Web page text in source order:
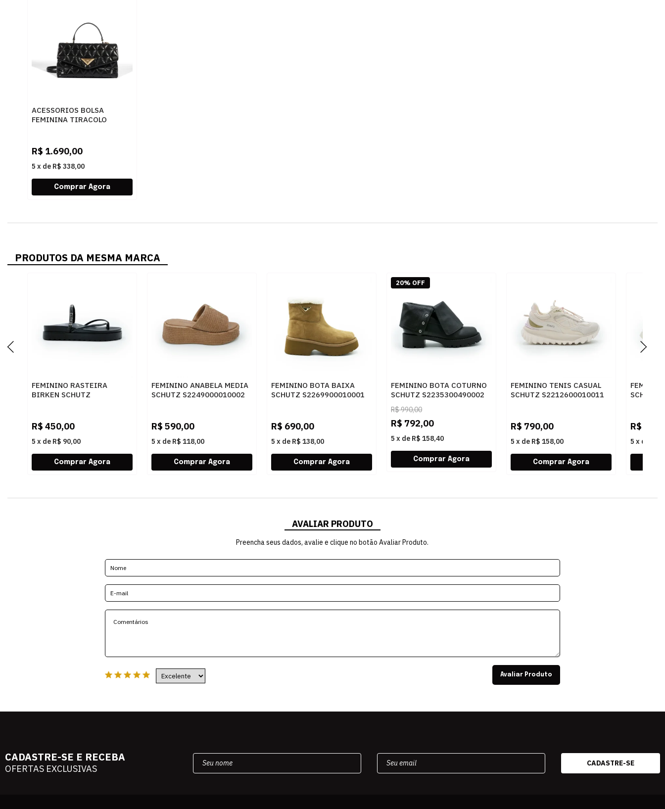
ACESSORIOS BOLSA
FEMININA TIRACOLO
R$ 1.690,00
5 x de R$ 338,00
PRODUTOS DA MESMA MARCA
FEMININO RASTEIRA
BIRKEN SCHUTZ
R$ 450,00
5 x de R$ 90,00
FEMININO ANABELA MEDIA
SCHUTZ S2249000010002
R$ 590,00
5 x de R$ 118,00
FEMININO BOTA BAIXA
SCHUTZ S2269900010001
R$ 690,00
5 x de R$ 138,00
FEMININO BOTA COTURNO
SCHUTZ S2235300490002
BLACK/BLACK
R$990,00
R$ 792,00
5 x de R$ 158,40
20% OFF
FEMININO TENIS CASUAL
SCHUTZ S2212600010011
R$ 790,00
5 x de R$ 158,00
SCHUTZ
R$
5 x de
AVALIAR PRODUTO
Preencha seus dados, avalie e clique no botão Avaliar Produto.
Avaliar Produto
CADASTRE-SE E RECEBA
OFERTAS EXCLUSIVAS